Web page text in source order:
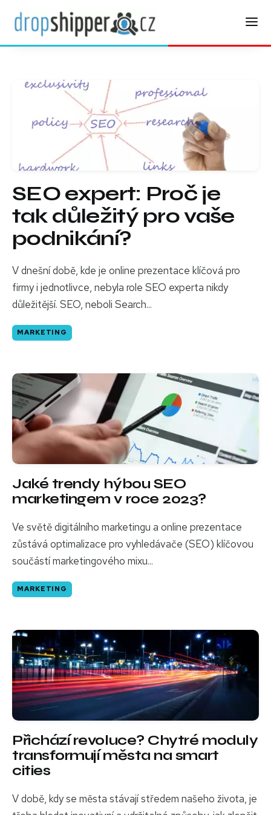
SEO expert: Proč je
tak důležitý pro vaše
podnikání?
V dnešní době, kde je online prezentace klíčová pro
firmy i jednotlivce, nebyla role SEO experta nikdy
důležitější. SEO, neboli Search...
MARKETING
Jaké trendy hýbou SEO
marketingem v roce 2023?
Ve světě digitálního marketingu a online prezentace
zůstává optimalizace pro vyhledávače (SEO) klíčovou
součástí marketingového mixu...
MARKETING
Přichází revoluce? Chytré moduly
transformují města na smart
cities
V době, kdy se města stávají středem našeho života, je